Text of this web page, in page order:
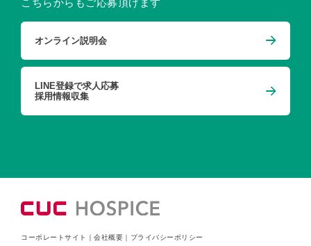
オンライン説明会
LINE登録で求人応募
採用情報収集
コーポレートサイト ｜ 会社概要 ｜ プライバシーポリシー